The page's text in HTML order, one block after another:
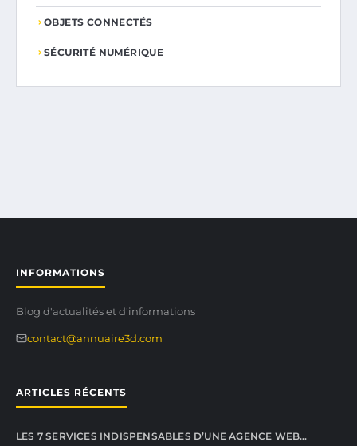
OBJETS CONNECTÉS
SÉCURITÉ NUMÉRIQUE
INFORMATIONS
Blog d'actualités et d'informations
contact@annuaire3d.com
ARTICLES RÉCENTS
LES 7 SERVICES INDISPENSABLES D’UNE AGENCE WEB…